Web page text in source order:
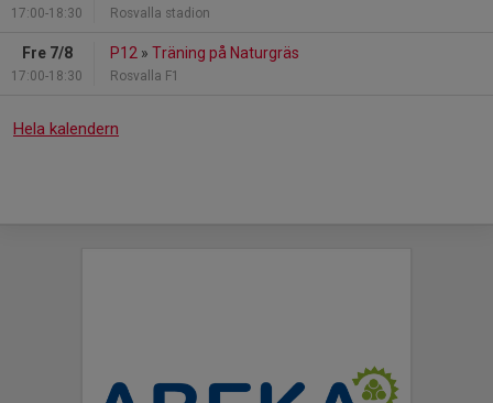
17:00-18:30 Rosvalla stadion
Fre 7/8
17:00-18:30
P12 » Träning på Naturgräs
Rosvalla F1
Hela kalendern